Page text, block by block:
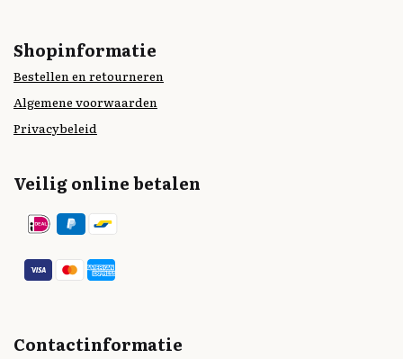
Shopinformatie
Bestellen en retourneren
Algemene voorwaarden
Privacybeleid
Veilig online betalen
Contactinformatie